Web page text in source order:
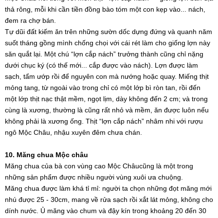
thả rông, mỗi khi cần tiền đồng bào tóm một con kẹp vào... nách,
đem ra chợ bán.
Tự dũi đất kiếm ăn trên những sườn dốc dựng đứng và quanh năm
suốt tháng gồng mình chống chọi với cái rét làm cho giống lợn này
săn quắt lại. Một chú “lợn cắp nách” trưởng thành cũng chỉ nặng
dưới chục ký (có thế mới... cắp được vào nách). Lợn được làm
sạch, tẩm ướp rồi để nguyên con mà nướng hoặc quay. Miếng thịt
mỏng tang, từ ngoài vào trong chỉ có một lớp bì ròn tan, rồi đến
một lớp thịt nạc thật mềm, ngọt lịm, dày không đến 2 cm; và trong
cùng là xương, thường là cũng rất nhỏ và mềm, ăn được luôn nếu
không phải là xương ống. Thịt “lợn cắp nách” nhâm nhi với rượu
ngô Mộc Châu, nhậu xuyên đêm chưa chán.
10. Măng chua Mộc châu
Măng chua của bà con vùng cao Mộc Châucũng là một trong
những sản phẩm được nhiều người vùng xuôi ưa chuộng.
Măng chua được làm khá tỉ mỉ: người ta chọn những đọt măng mới
nhú được 25 - 30cm, mang về rửa sạch rồi xắt lát mỏng, không cho
dính nước. Ủ măng vào chum và đậy kín trong khoảng 20 đến 30